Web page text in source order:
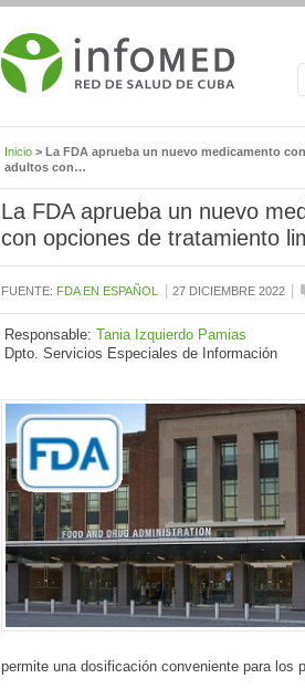
Inicio > La FDA aprueba un nuevo medicamento
adultos con…
La FDA aprueba un nuevo
con opciones de tratamiento
FUENTE: FDA EN ESPAÑOL 27 DICIEMBRE 2022
Responsable: Tania Izquierdo Pamias
Dpto. Servicios Especiales de Información
permite una dosificación conveniente para los